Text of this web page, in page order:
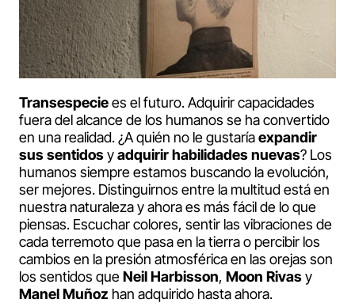
Transespeciees el futuro. Adquirir capacidades
fuera del alcance de los humanos se ha convertido
en una realidad. ¿A quién no le gustaríaexpandir
sus sentidosyadquirir habilidades nuevas? Los
humanos siempre estamos buscando la evolución,
ser mejores. Distinguirnos entre la multitud está en
nuestra naturaleza y ahora es más fácil de lo que
piensas. Escuchar colores, sentir las vibraciones de
cada terremoto que pasa en la tierra o percibir los
cambios en la presión atmosférica en las orejas son
los sentidos queNeil Harbisson, Moon Rivasy
Manel Muñoz han adquirido hasta ahora.